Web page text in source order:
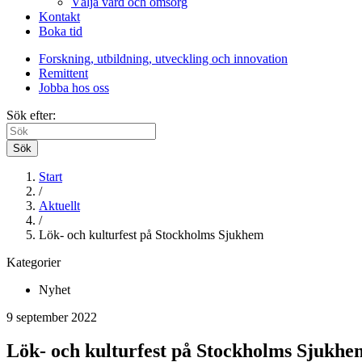
Kontakt
Boka tid
Forskning, utbildning, utveckling och innovation
Remittent
Jobba hos oss
Sök efter:
Sök
Start
/
Aktuellt
/
Lök- och kulturfest på Stockholms Sjukhem
Kategorier
Nyhet
9 september 2022
Lök- och kulturfest på Stockholms